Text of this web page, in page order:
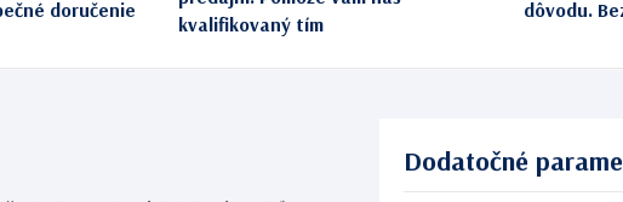
doručenie
kvalifikovaný tím
dôvodu.
Dodatočné